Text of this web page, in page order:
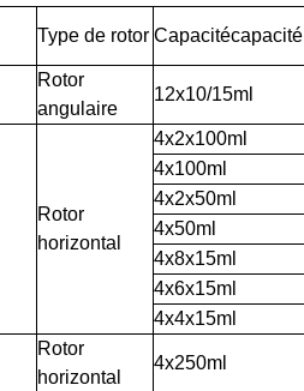
Type de rotor Capacitécapacité
Rotor
angulaire
12x10/15ml
Rotor
horizontal
4x2x100ml
4x100ml
4x2x50ml
4x50ml
4x8x15ml
4x6x15ml
4x4x15ml
Rotor
horizontal
4x250ml